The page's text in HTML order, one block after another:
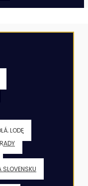
LODE
SLOVENSKU